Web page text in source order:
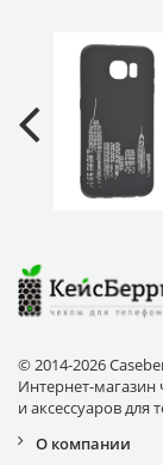
© 2014-2026
Интернет-магазин
и аксессуаров для
О компании